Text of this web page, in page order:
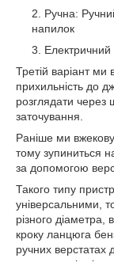
Ручна:
напилок
Електричний
Третій варіант ми
прихильність до
розглядати через
заточування.
Раніше ми
тому зупиниться
за допомогою
Такого типу
універсальними,
різного діаметра,
кроку ланцюга
ручних верстатах